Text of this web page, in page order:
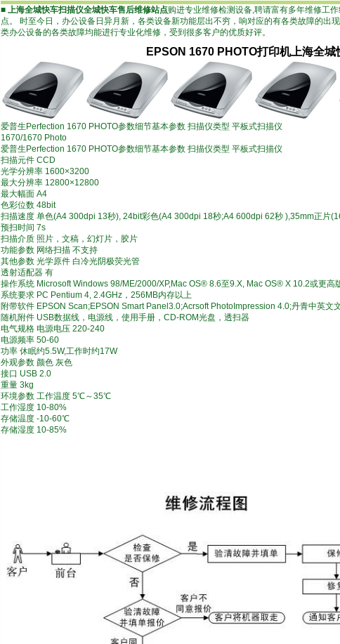
■ 上海全城快车扫描仪全城快车售后维修站点购进专业维修检测设备,聘请富有多年维修工
点。 时至今日，办公设备日异月新，各类设备新功能层出不穷，响对应的有各类故障的出
类办公设备的各类故障均能进行专业化维修，受到很多客户的优质好评。
EPSON 1670 PHOTO打印机上海全
爱普生Perfection 1670 PHOTO参数细节基本参数 扫描仪类型 平板式扫描仪
1670/1670 Photo
爱普生Perfection 1670 PHOTO参数细节基本参数 扫描仪类型 平板式扫描仪
扫描元件 CCD
光学分辨率 1600×3200
最大分辨率 12800×12800
最大幅面 A4
色彩位数 48bit
扫描速度 单色(A4 300dpi 13秒), 24bit彩色(A4 300dpi 18秒;A4 600dpi 62秒 ),35mm正片
预扫时间 7s
扫描介质 照片，文稿，幻灯片，胶片
功能参数 网络扫描 不支持
其他参数 光学原件 白冷光阴极荧光管
透射适配器 有
操作系统 Microsoft Windows 98/ME/2000/XP,Mac OS® 8.6至9.X, Mac OS® X 10.2或更高
系统要求 PC Pentium 4, 2.4GHz，256MB内存以上
附带软件 EPSON Scan;EPSON Smart Panel3.0;Acrsoft PhotoImpression 4.0;丹青中英文
随机附件 USB数据线，电源线，使用手册，CD-ROM光盘，透扫器
电气规格 电源电压 220-240
电源频率 50-60
功率 休眠约5.5W,工作时约17W
外观参数 颜色 灰色
接口 USB 2.0
重量 3kg
环境参数 工作温度 5℃～35℃
工作湿度 10-80%
存储温度 -10-60℃
存储湿度 10-85%